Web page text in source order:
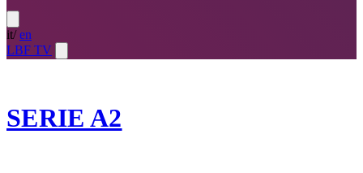
it/ en
LBF TV
SERIE A2